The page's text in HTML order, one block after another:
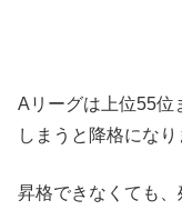
Aリーグは上位55位
しまうと降格になり
昇格できなくても、